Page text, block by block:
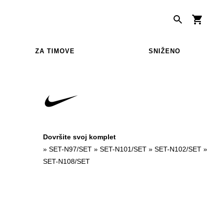
ZA TIMOVE SNIŽENO
Dovršite svoj komplet
» SET-N97/SET » SET-N101/SET » SET-N102/SET »
SET-N108/SET